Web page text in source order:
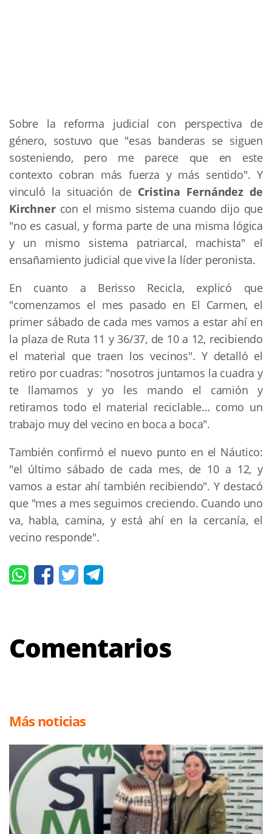
Sobre la reforma judicial con perspectiva de
género, sostuvo que "esas banderas se siguen
sosteniendo, pero me parece que en este
contexto cobran más fuerza y más sentido". Y
vinculó la situación de Cristina Fernández de
Kirchnercon el mismo sistema cuando dijo que
"no es casual, y forma parte de una misma lógica
y un mismo sistema patriarcal, machista" el
ensañamiento judicial que vive la líder peronista.
En cuanto a Berisso Recicla, explicó que
"comenzamos el mes pasado en El Carmen, el
primer sábado de cada mes vamos a estar ahí en
la plaza de Ruta 11 y 36/37, de 10 a 12, recibiendo
el material que traen los vecinos". Y detalló el
retiro por cuadras: "nosotros juntamos la cuadra y
te llamamos y yo les mando el camión y
retiramos todo el material reciclable… como un
trabajo muy del vecino en boca a boca".
También confirmó el nuevo punto en el Náutico:
"el último sábado de cada mes, de 10 a 12, y
vamos a estar ahí también recibiendo". Y destacó
que "mes a mes seguimos creciendo. Cuando uno
va, habla, camina, y está ahí en la cercanía, el
vecino responde".
Comentarios
Más noticias